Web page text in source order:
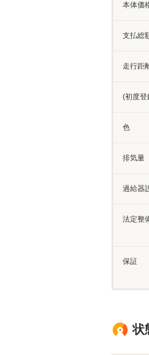
本体価
支払総
走行距
(初度登
色
排気量
過給器
法定整
保証
状